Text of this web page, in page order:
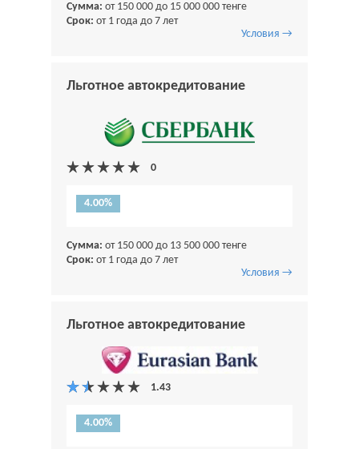
Сумма: от 150 000 до 15 000 000 тенге
Срок: от 1 года до 7 лет
Условия →
Льготное автокредитование
4.00%
Сумма: от 150 000 до 13 500 000 тенге
Срок: от 1 года до 7 лет
Условия →
Льготное автокредитование
4.00%